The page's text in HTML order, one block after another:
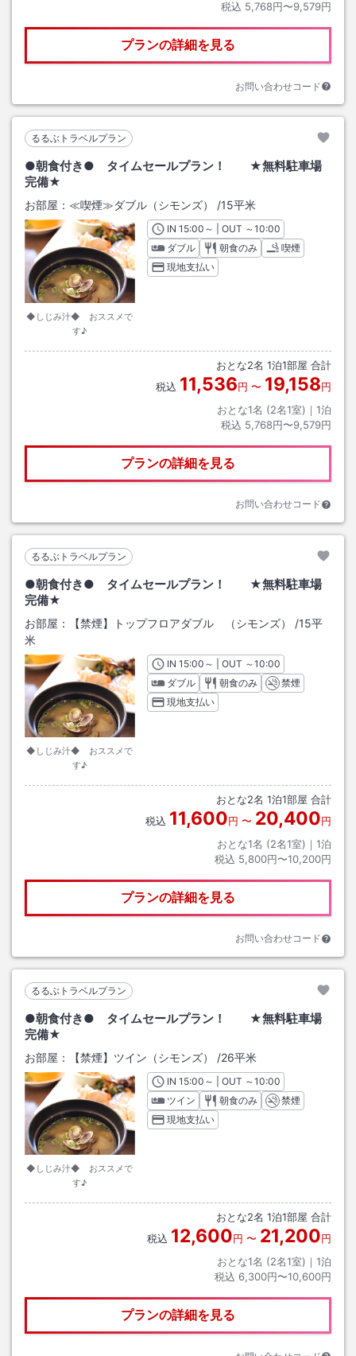
税込 5,768円〜9,579円
プランの詳細を見る
お問い合わせコード
るるぶトラベルプラン
●朝食付き● タイムセールプラン！ ★無料駐車場
完備★
お部屋： ≪喫煙≫ダブル（シモンズ） /15平米
◆しじみ汁◆ おススメで
す♪
INチェックイン
15:00 ～ | OUT チェックアウト
～10:00
ダブル
朝食のみ
喫煙
現地支払い
おとな2名 1泊1部屋 合計
税込 11,536円 〜 19,158円
おとな1名 (2名1室)｜ 1泊
税込 5,768円〜9,579円
プランの詳細を見る
お問い合わせコード
るるぶトラベルプラン
●朝食付き● タイムセールプラン！ ★無料駐車場
完備★
お部屋： 【禁煙】トップフロアダブル （シモンズ） /15平
米
◆しじみ汁◆ おススメで
す♪
INチェックイン
15:00 ～ | OUT チェックアウト
～10:00
ダブル
朝食のみ
禁煙
現地支払い
おとな2名 1泊1部屋 合計
税込 11,600円 〜 20,400円
おとな1名 (2名1室)｜ 1泊
税込 5,800円〜10,200円
プランの詳細を見る
お問い合わせコード
るるぶトラベルプラン
●朝食付き● タイムセールプラン！ ★無料駐車場
完備★
お部屋： 【禁煙】ツイン（シモンズ） /26平米
◆しじみ汁◆ おススメで
す♪
INチェックイン
15:00 ～ | OUT チェックアウト
～10:00
ツイン
朝食のみ
禁煙
現地支払い
おとな2名 1泊1部屋 合計
税込 12,600円 〜 21,200円
おとな1名 (2名1室)｜ 1泊
税込 6,300円〜10,600円
プランの詳細を見る